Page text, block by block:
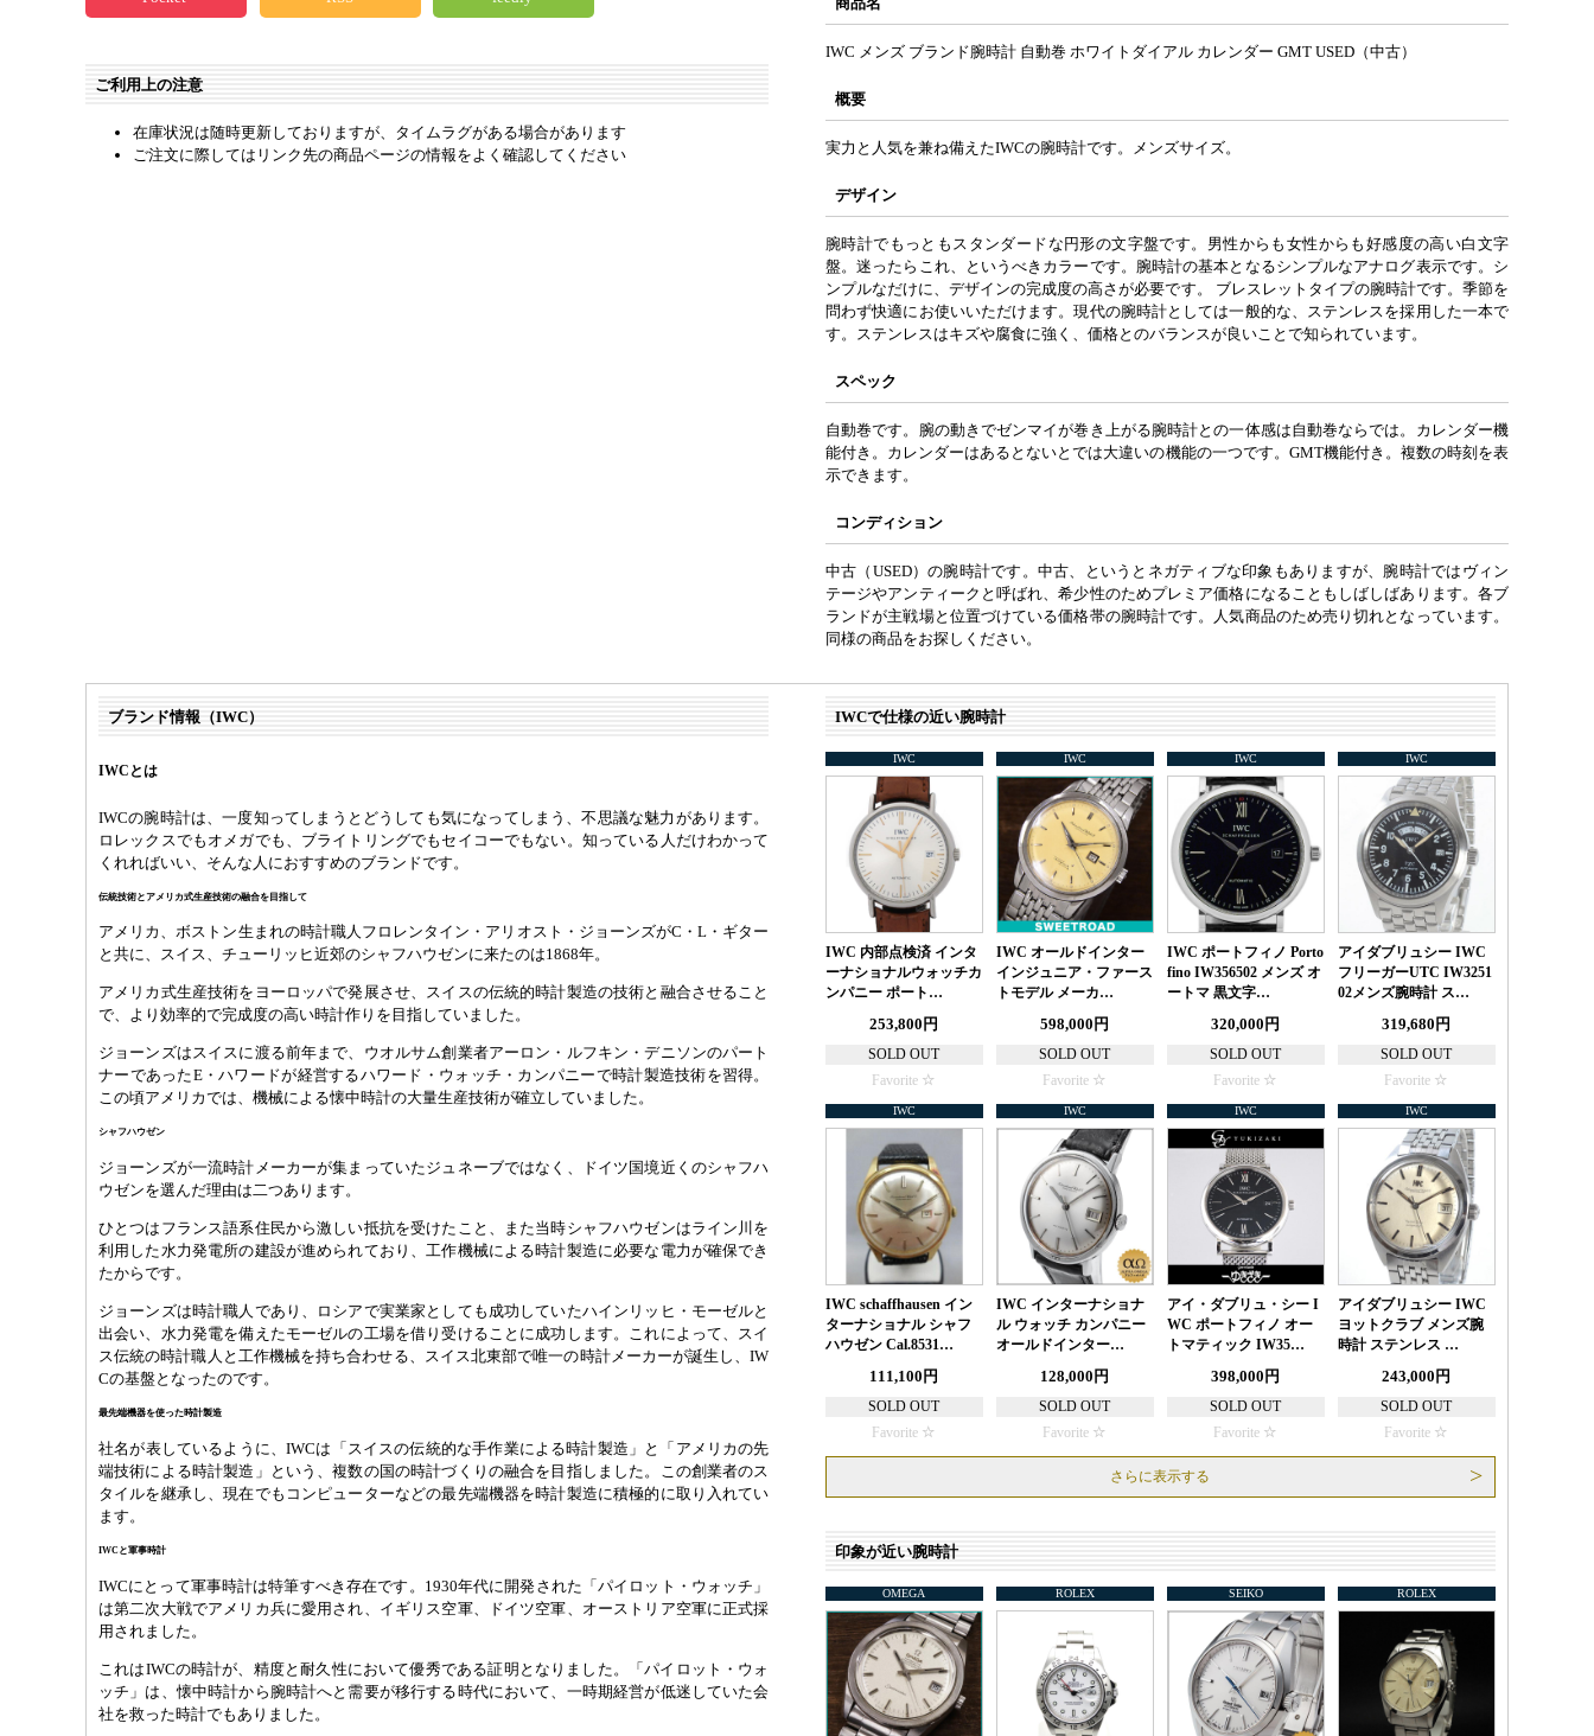
IWC メンズ ブランド腕時計 自動巻 ホワイトダイアル カレンダー GMT USED（中古）
概要
実力と人気を兼ね備えたIWCの腕時計です。メンズサイズ。
デザイン
腕時計でもっともスタンダードな円形の文字盤です。男性からも女性からも好感度の高い白文字
盤。迷ったらこれ、というべきカラーです。腕時計の基本となるシンプルなアナログ表示です。シ
ンプルなだけに、デザインの完成度の高さが必要です。 ブレスレットタイプの腕時計です。季節を
問わず快適にお使いいただけます。現代の腕時計としては一般的な、ステンレスを採用した一本で
す。ステンレスはキズや腐食に強く、価格とのバランスが良いことで知られています。
スペック
自動巻です。腕の動きでゼンマイが巻き上がる腕時計との一体感は自動巻ならでは。カレンダー機
能付き。カレンダーはあるとないとでは大違いの機能の一つです。GMT機能付き。複数の時刻を表
示できます。
コンディション
中古（USED）の腕時計です。中古、というとネガティブな印象もありますが、腕時計ではヴィン
テージやアンティークと呼ばれ、希少性のためプレミア価格になることもしばしばあります。各ブ
ランドが主戦場と位置づけている価格帯の腕時計です。人気商品のため売り切れとなっています。
同様の商品をお探しください。
ご利用上の注意
在庫状況は随時更新しておりますが、タイムラグがある場合があります
ご注文に際してはリンク先の商品ページの情報をよく確認してください
ブランド情報（IWC）
IWCとは
IWCの腕時計は、一度知ってしまうとどうしても気になってしまう、不思議な魅力があります。
ロレックスでもオメガでも、ブライトリングでもセイコーでもない。知っている人だけわかって
くれればいい、そんな人におすすめのブランドです。
伝統技術とアメリカ式生産技術の融合を目指して
アメリカ、ボストン生まれの時計職人フロレンタイン・アリオスト・ジョーンズがC・L・ギター
と共に、スイス、チューリッヒ近郊のシャフハウゼンに来たのは1868年。
アメリカ式生産技術をヨーロッパで発展させ、スイスの伝統的時計製造の技術と融合させること
で、より効率的で完成度の高い時計作りを目指していました。
ジョーンズはスイスに渡る前年まで、ウオルサム創業者アーロン・ルフキン・デニソンのパート
ナーであったE・ハワードが経営するハワード・ウォッチ・カンパニーで時計製造技術を習得。
この頃アメリカでは、機械による懐中時計の大量生産技術が確立していました。
シャフハウゼン
ジョーンズが一流時計メーカーが集まっていたジュネーブではなく、ドイツ国境近くのシャフハ
ウゼンを選んだ理由は二つあります。
ひとつはフランス語系住民から激しい抵抗を受けたこと、また当時シャフハウゼンはライン川を
利用した水力発電所の建設が進められており、工作機械による時計製造に必要な電力が確保でき
たからです。
ジョーンズは時計職人であり、ロシアで実業家としても成功していたハインリッヒ・モーゼルと
出会い、水力発電を備えたモーゼルの工場を借り受けることに成功します。これによって、スイ
ス伝統の時計職人と工作機械を持ち合わせる、スイス北東部で唯一の時計メーカーが誕生し、IW
Cの基盤となったのです。
最先端機器を使った時計製造
社名が表しているように、IWCは「スイスの伝統的な手作業による時計製造」と「アメリカの先
端技術による時計製造」という、複数の国の時計づくりの融合を目指しました。この創業者のス
タイルを継承し、現在でもコンピューターなどの最先端機器を時計製造に積極的に取り入れてい
ます。
IWCと軍事時計
IWCにとって軍事時計は特筆すべき存在です。1930年代に開発された「パイロット・ウォッチ」
は第二次大戦でアメリカ兵に愛用され、イギリス空軍、ドイツ空軍、オーストリア空軍に正式採
用されました。
これはIWCの時計が、精度と耐久性において優秀である証明となりました。「パイロット・ウォ
ッチ」は、懐中時計から腕時計へと需要が移行する時代において、一時期経営が低迷していた会
社を救った時計でもありました。
IWCで仕様の近い腕時計
IWC
IWC 内部点検済 インタ
ーナショナルウォッチカ
ンパニー ポート…
253,800円
SOLD OUT
Favorite
IWC
IWC オールドインター
インジュニア・ファース
トモデル メーカ…
598,000円
SOLD OUT
Favorite
IWC
IWC ポートフィノ Porto
fino IW356502 メンズ オ
ートマ 黒文字…
320,000円
SOLD OUT
Favorite
IWC
アイダブリュシー IWC
フリーガーUTC IW3251
02メンズ腕時計 ス…
319,680円
SOLD OUT
Favorite
IWC
IWC schaffhausen イン
ターナショナル シャフ
ハウゼン Cal.8531…
111,100円
SOLD OUT
Favorite
IWC
IWC インターナショナ
ル ウォッチ カンパニー
オールドインター…
128,000円
SOLD OUT
Favorite
IWC
アイ・ダブリュ・シー I
WC ポートフィノ オー
トマティック IW35…
398,000円
SOLD OUT
Favorite
IWC
アイダブリュシー IWC
ヨットクラブ メンズ腕
時計 ステンレス …
243,000円
SOLD OUT
Favorite
さらに表示する
印象が近い腕時計
OMEGA ROLEX SEIKO ROLEX